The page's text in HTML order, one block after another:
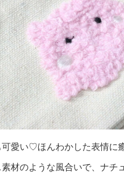
愛い♡ほんわかした表情に
材のような風合いで、ナチ